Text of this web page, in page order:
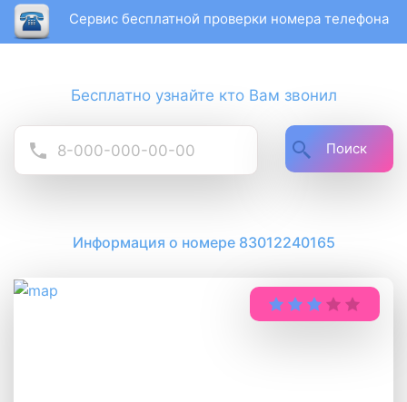
Сервис бесплатной проверки номера телефона
Бесплатно узнайте кто Вам звонил
Поиск
Информация о номере 83012240165